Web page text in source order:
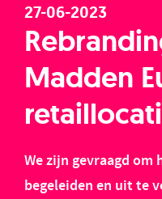
27-06-2023
Madden
We zijn gevraagd
begeleiden en uit te